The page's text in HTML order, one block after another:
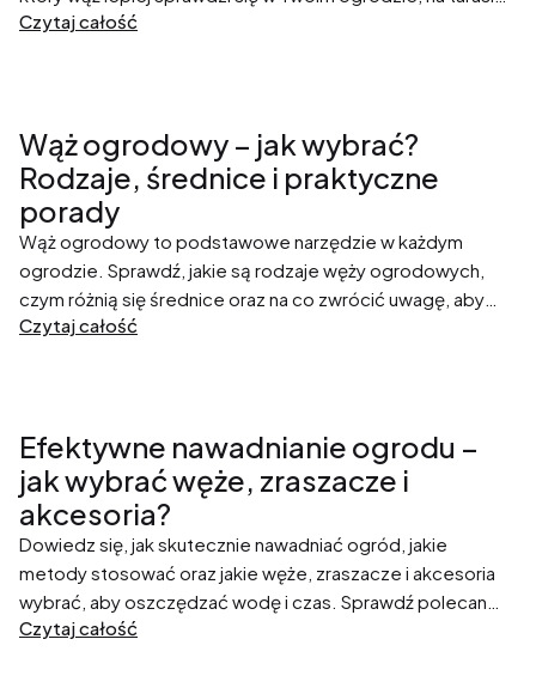
lub balkonie.
Czytaj całość
Wąż ogrodowy – jak wybrać?
Rodzaje, średnice i praktyczne
porady
Wąż ogrodowy to podstawowe narzędzie w każdym
ogrodzie. Sprawdź, jakie są rodzaje węży ogrodowych,
czym różnią się średnice oraz na co zwrócić uwagę, aby
wybrać model idealnie dopasowany do Twoich potrzeb.
Czytaj całość
Efektywne nawadnianie ogrodu –
jak wybrać węże, zraszacze i
akcesoria?
Dowiedz się, jak skutecznie nawadniać ogród, jakie
metody stosować oraz jakie węże, zraszacze i akcesoria
wybrać, aby oszczędzać wodę i czas. Sprawdź polecane
produkty z Kropka Sklep i ciesz się pięknym, zdrowym
Czytaj całość